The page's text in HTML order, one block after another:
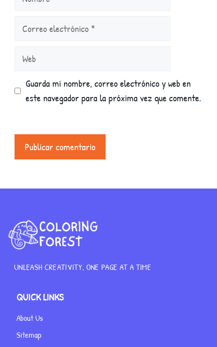
Correo
Web
Guarda mi nombre, correo electrónico y web en
este navegador para la próxima vez que comente.
UNLEASH CREATIVITY, ONE PAGE AT A TIME
QUICK LINKS
About Us
Sitemap